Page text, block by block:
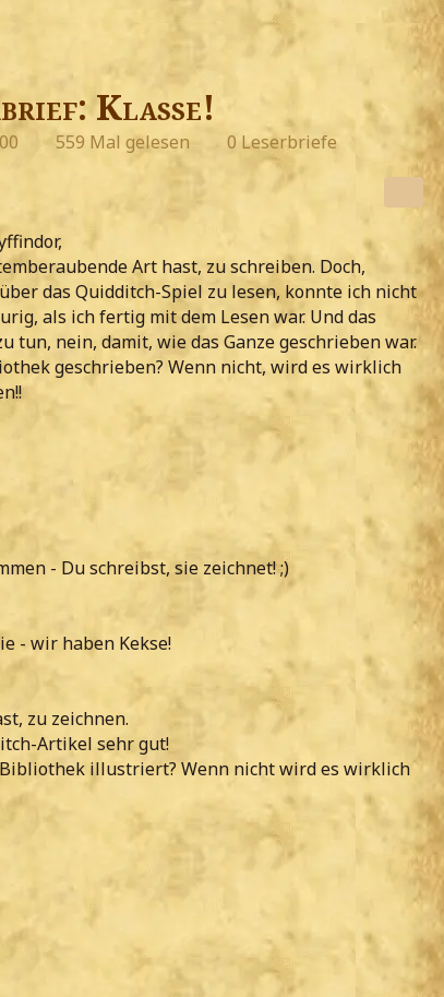
Klasse!
559 Mal gelesen 0 Leserbriefe
Art hast, zu schreiben. Doch,
das Quidditch-Spiel zu lesen, konnte ich nicht
als ich fertig mit dem Lesen war. Und das
nein, damit, wie das Ganze geschrieben war.
geschrieben? Wenn nicht, wird es wirklich
- Du schreibst, sie zeichnet! ;)
- wir haben Kekse!
zu zeichnen.
Artikel sehr gut!
illustriert? Wenn nicht wird es wirklich